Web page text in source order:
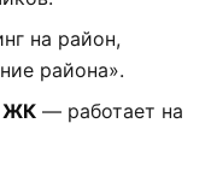
на район,
района».
ЖК — работает на